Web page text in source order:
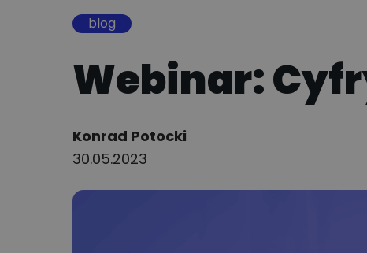
blog
Webinar:
Author:
Konrad Potocki
30.05.2023